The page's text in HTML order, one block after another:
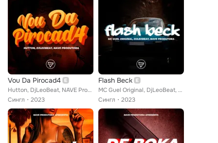
Vou Da Pirocad4
Hutton, DjLeoBeat, NAVE Produtora
Сингл
2023
Flash Beck
MC Guel Original, DjLeoBeat, NAVE Produtora
Сингл
2023